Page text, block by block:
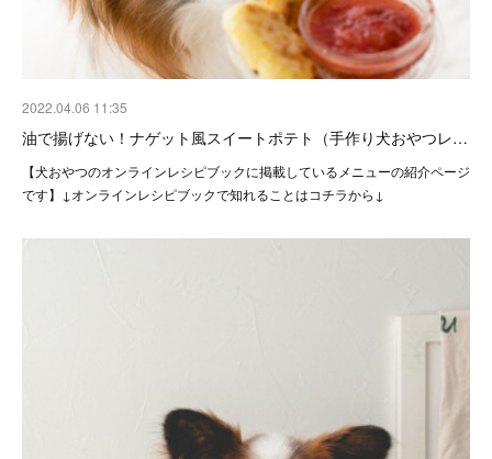
2022.04.06 11:35
油で揚げない！ナゲット風スイートポテト（手作り犬おやつレ…
【犬おやつのオンラインレシピブックに掲載しているメニューの紹介ページ
です】↓オンラインレシピブックで知れることはコチラから↓